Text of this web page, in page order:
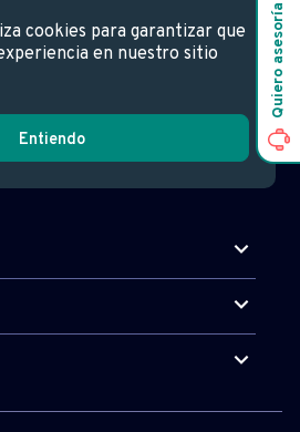
Quiero asesoría
Esencial,eres
de tu
cookies para garantizar que
en nuestro sitio
Entiendo